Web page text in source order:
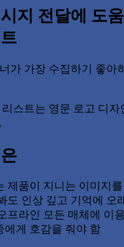
지 전달에 도
가 가장 수집하기 좋아
스트는 영문 로고 디자
제품이 지니는 이미지
도 인상 깊고 기억에 오
프라인 모든 매체에 이
에게 호감을 줘야 함